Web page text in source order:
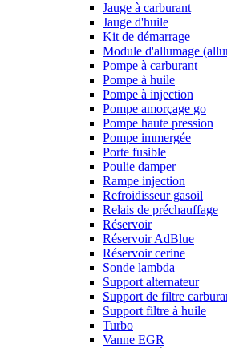
Jauge à carburant
Jauge d'huile
Kit de démarrage
Module d'allumage
Pompe à carburant
Pompe à huile
Pompe à injection
Pompe amorçage go
Pompe haute pression
Pompe immergée
Porte fusible
Poulie damper
Rampe injection
Refroidisseur gasoil
Relais de préchauffage
Réservoir
Réservoir AdBlue
Réservoir cerine
Sonde lambda
Support alternateur
Support de filtre
Support filtre à huile
Turbo
Vanne EGR